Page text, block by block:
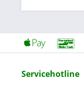
Servicehotline